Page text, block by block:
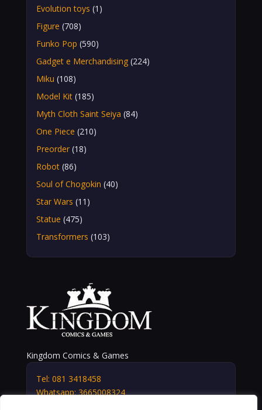
Evolution toys (1)
Figure (708)
Funko Pop (590)
Gadget e Merchandising (224)
Miku (108)
Model Kit (185)
Myth Cloth Saint Seiya (84)
One Piece (210)
Preorder (18)
Robot (86)
Soul of Chogokin (40)
Star Wars (11)
Statue (475)
Transformers (103)
Kingdom Comics & Games
Tel: 081 3418458
Whatsapp: 3665008324